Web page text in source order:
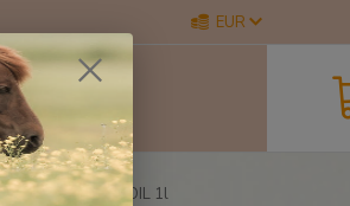
EUR
DHA VET OIL 1l